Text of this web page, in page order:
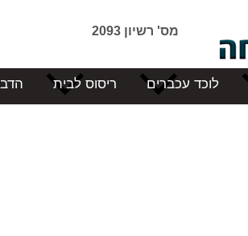
מס' רשיון 2093
לוכד עכברים ריסוס לבית